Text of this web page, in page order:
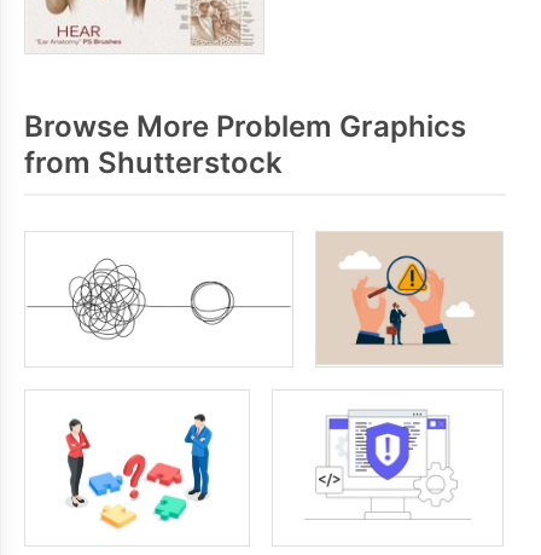
Browse More Problem Graphics
from Shutterstock